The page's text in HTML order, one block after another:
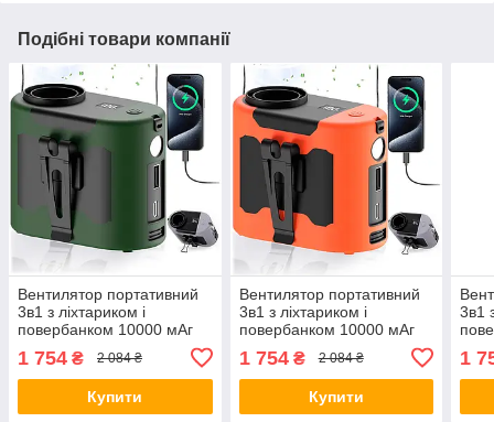
Подібні товари компанії
Вентилятор портативний
3в1 з ліхтариком і
повербанком 10000 мАг
для активної роботи
Зелений
1 754 ₴ 2 084 ₴
Купити
Вентилятор портативний
3в1 з ліхтариком і
повербанком 10000 мАг
для активної роботи
Помаранчевий
1 754₴ 2 084 ₴
Купити
3в1
для
1